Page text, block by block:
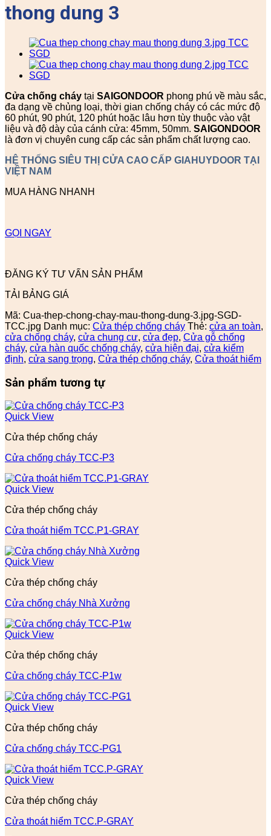
thong dung 3
Cửa chống cháy tại SAIGONDOOR phong phú về màu sắc,
đa dạng về chủng loại, thời gian chống cháy có các mức độ
60 phút, 90 phút, 120 phút hoặc lâu hơn tùy thuộc vào vật
liệu và độ dày của cánh cửa: 45mm, 50mm. SAIGONDOOR
là đơn vị chuyên cung cấp các sản phẩm chất lượng cao.
HỆ THỐNG SIÊU THỊ CỬA CAO CẤP GIAHUYDOOR TẠI
VIỆT NAM
MUA HÀNG NHANH
GỌI NGAY
ĐĂNG KÝ TƯ VẤN SẢN PHẨM
TẢI BẢNG GIÁ
Mã: Cua-thep-chong-chay-mau-thong-dung-3.jpg-SGD-
TCC.jpg Danh mục: Cửa thép chống cháy Thẻ: cửa an toàn,
cửa chống cháy, cửa chung cư, cửa đẹp, Cửa gỗ chống
cháy, cửa hàn quốc chống cháy, cửa hiện đại, cửa kiểm
định, cửa sang trọng, Cửa thép chống cháy, Cửa thoát hiểm
Sản phẩm tương tự
Quick View
Cửa thép chống cháy
Cửa chống cháy TCC-P3
Quick View
Cửa thép chống cháy
Cửa thoát hiểm TCC.P1-GRAY
Quick View
Cửa thép chống cháy
Cửa chống cháy Nhà Xưởng
Quick View
Cửa thép chống cháy
Cửa chống cháy TCC-P1w
Quick View
Cửa thép chống cháy
Cửa chống cháy TCC-PG1
Quick View
Cửa thép chống cháy
Cửa thoát hiểm TCC.P-GRAY